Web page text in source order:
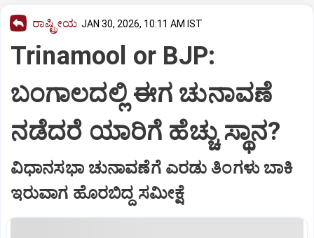
ರಾಷ್ಟ್ರೀಯ JAN 30, 2026, 10:11 AM IST
Trinamool or BJP:
ಬಂಗಾಲದಲ್ಲಿ ಈಗ ಚುನಾವಣೆ
ನಡೆದರೆ ಯಾರಿಗೆ ಹೆಚ್ಚು ಸ್ಥಾನ?
ವಿಧಾನಸಭಾ ಚುನಾವಣೆಗೆ ಎರಡು ತಿಂಗಳು ಬಾಕಿ
ಇರುವಾಗ ಹೊರಬಿದ್ದ ಸಮೀಕ್ಷೆ